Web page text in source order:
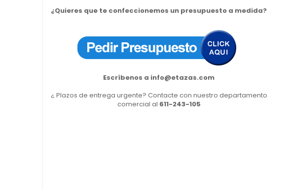
¿Quieres que te confeccionemos un presupuesto a medida?
Escríbenos a info@etazas.com
¿ Plazos de entrega urgente? Contacte con nuestro departamento
comercial al 611-243-105